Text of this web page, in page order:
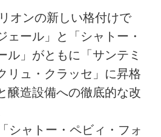
オンの新しい格付けで
ェール」と「シャトー・
ル」がともに「サンテミ
リュ・クラッセ」に昇格
醸造設備への徹底的な改
シャトー・ペビィ・フォ